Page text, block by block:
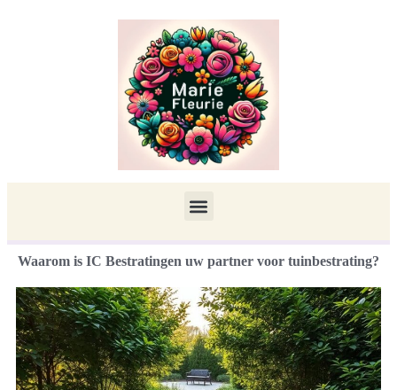
Waarom is IC Bestratingen uw partner voor tuinbestrating?